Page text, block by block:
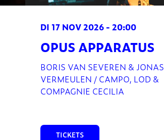
OPUS APPARATUS
BORIS VAN SEVEREN & JONAS
VERMEULEN / CAMPO, LOD &
COMPAGNIE CECILIA
DI 17 NOV 2026 - 20:00
TICKETS